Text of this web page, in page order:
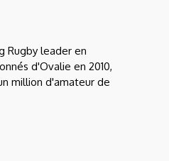
Rugby leader en
d'Ovalie en 2010,
million d'amateur de